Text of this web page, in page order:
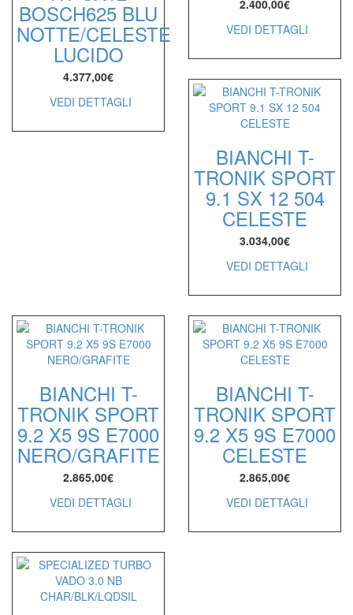
BOSCH625 BLU
NOTTE/CELESTE
LUCIDO
4.377,00€
VEDI DETTAGLI
2.400,00€
VEDI DETTAGLI
BIANCHI T-
TRONIK SPORT
9.1 SX 12 504
CELESTE
3.034,00€
VEDI DETTAGLI
BIANCHI T-
TRONIK SPORT
9.2 X5 9S E7000
NERO/GRAFITE
2.865,00€
VEDI DETTAGLI
BIANCHI T-
TRONIK SPORT
9.2 X5 9S E7000
CELESTE
2.865,00€
VEDI DETTAGLI